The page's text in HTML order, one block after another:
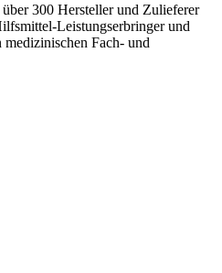
300 Hersteller und Zulieferer
Leistungserbringer und
Fach- und